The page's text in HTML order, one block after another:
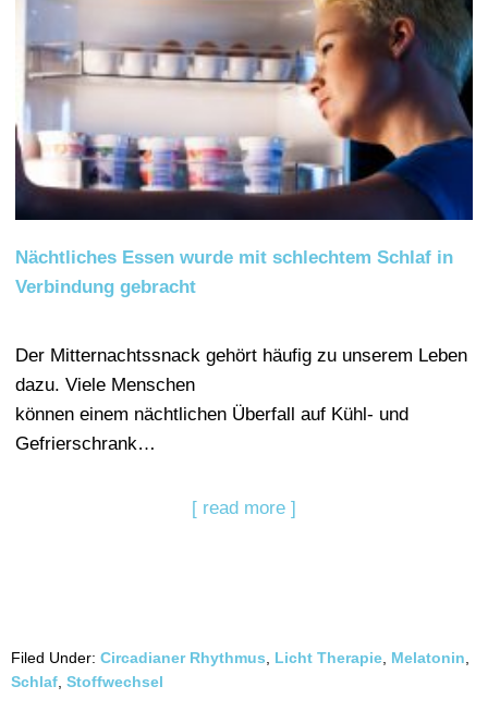
Nächtliches Essen wurde mit schlechtem Schlaf in
Verbindung gebracht
Der Mitternachtssnack gehört häufig zu unserem Leben
dazu. Viele Menschen
können einem nächtlichen Überfall auf Kühl- und
Gefrierschrank…
[ read more ]
Filed Under: Circadianer Rhythmus Licht Therapie Melatonin
Schlaf Stoffwechsel